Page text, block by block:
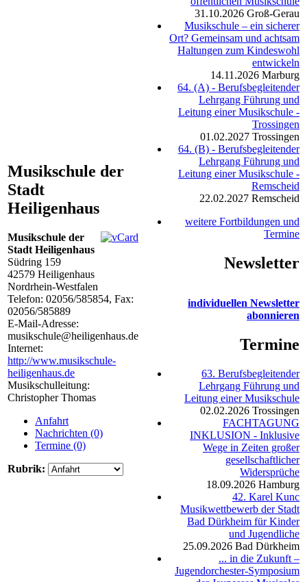
Musikschule der
Stadt
Heiligenhaus
Musikschule der
Stadt Heiligenhaus
Südring 159
42579 Heiligenhaus
Nordrhein-Westfalen
Telefon: 02056/585854, Fax:
02056/585889
E-Mail-Adresse:
musikschule@heiligenhaus.de
Internet:
http://www.musikschule-
heiligenhaus.de
Musikschulleitung:
Christopher Thomas
Anfahrt
Nachrichten (0)
Termine (0)
Rubrik:
31.10.2026 Groß-Gerau
Musikschule – ein sicherer
Ort? Gemeinsam und achtsam
Haltungen zum Kindeswohl
entwickeln
14.11.2026 Marburg
64. (A) - Berufsbegleitender
Lehrgang Führung und
Leitung einer Musikschule -
Trossingen
01.02.2027 Trossingen
64. (B) - Berufsbegleitender
Lehrgang Führung und
Leitung einer Musikschule -
Remscheid
22.02.2027 Remscheid
weitere Fortbildungen und
Termine
Newsletter
individuellen Newsletter
abonnieren
Termine
63. Berufsbegleitender
Lehrgang Führung und
Leitung einer Musikschule
02.02.2026 Trossingen
FACHTAGUNG
INKLUSION - Inklusive
Wege in Zeiten großer
gesellschaftlicher
Widersprüche
18.09.2026 Hamburg
42. Karel Kunc
Musikwettbewerb der Stadt
Bad Dürkheim für Kinder
und Jugendliche
25.09.2026 Bad Dürkheim
... in die Zukunft –
Jugendorchester-Symposium